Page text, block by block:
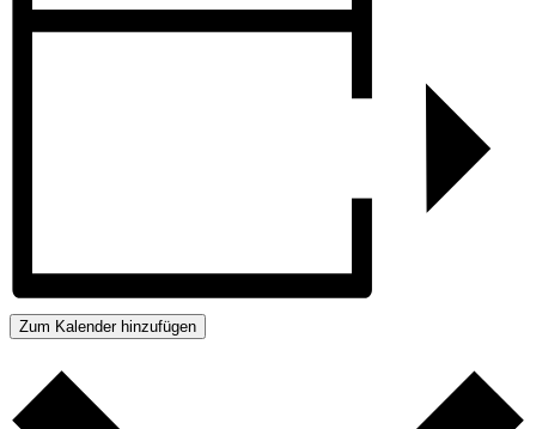
Zum Kalender hinzufügen